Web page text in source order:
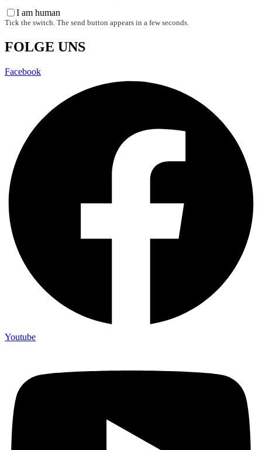
I am human
Tick the switch. The send button appears in a few seconds.
FOLGE UNS
Facebook
Youtube